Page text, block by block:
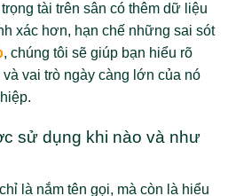
tài trên sân có thêm dữ liệu
xác hơn, hạn chế những sai sót
, chúng tôi sẽ giúp bạn hiểu rõ
vai trò ngày càng lớn của nó
sử dụng khi nào và như
là nắm tên gọi, mà còn là hiểu